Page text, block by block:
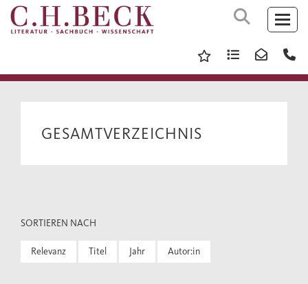
GESAMTVERZEICHNIS
SORTIEREN NACH
Relevanz Titel Jahr Autor:in